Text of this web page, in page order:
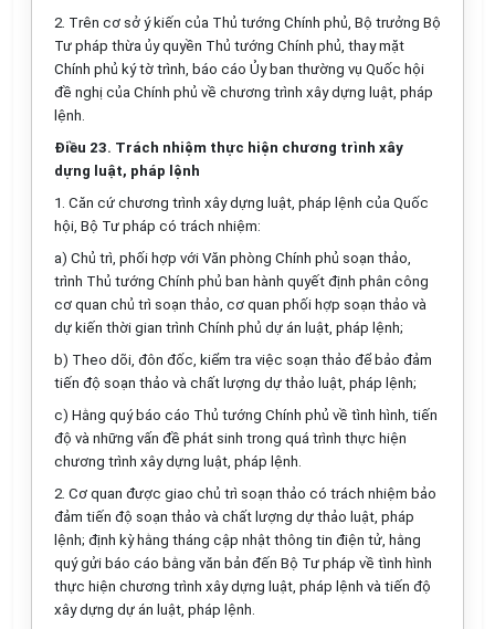
2. Trên cơ sở ý kiến của Thủ tướng Chính phủ, Bộ trưởng Bộ
Tư pháp thừa ủy quyền Thủ tướng Chính phủ, thay mặt
Chính phủ ký tờ trình, báo cáo Ủy ban thường vụ Quốc hội
đề nghị của Chính phủ về chương trình xây dựng luật, pháp
lệnh.
Điều 23. Trách nhiệm thực hiện chương trình xây
dựng luật, pháp lệnh
1. Căn cứ chương trình xây dựng luật, pháp lệnh của Quốc
hội, Bộ Tư pháp có trách nhiệm:
a) Chủ trì, phối hợp với Văn phòng Chính phủ soạn thảo,
trình Thủ tướng Chính phủ ban hành quyết định phân công
cơ quan chủ trì soạn thảo, cơ quan phối hợp soạn thảo và
dự kiến thời gian trình Chính phủ dự án luật, pháp lệnh;
b) Theo dõi, đôn đốc, kiểm tra việc soạn thảo để bảo đảm
tiến độ soạn thảo và chất lượng dự thảo luật, pháp lệnh;
c) Hằng quý báo cáo Thủ tướng Chính phủ về tình hình, tiến
độ và những vấn đề phát sinh trong quá trình thực hiện
chương trình xây dựng luật, pháp lệnh.
2. Cơ quan được giao chủ trì soạn thảo có trách nhiệm bảo
đảm tiến độ soạn thảo và chất lượng dự thảo luật, pháp
lệnh; định kỳ hằng tháng cập nhật thông tin điện tử, hằng
quý gửi báo cáo bằng văn bản đến Bộ Tư pháp về tình hình
thực hiện chương trình xây dựng luật, pháp lệnh và tiến độ
xây dựng dự án luật, pháp lệnh.